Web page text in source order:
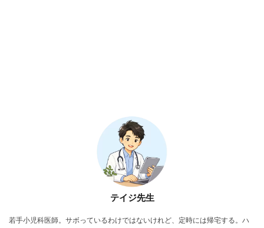
テイジ先生
若手小児科医師。サボっているわけではないけれど、定時には帰宅する。ハ